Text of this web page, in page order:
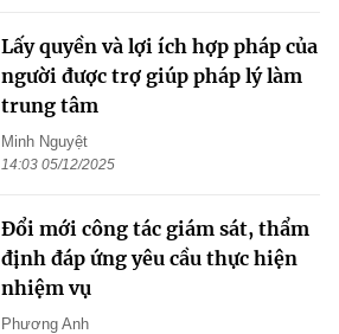
Lấy quyền và lợi ích hợp pháp của
người được trợ giúp pháp lý làm
trung tâm
Minh Nguyệt
14:03 05/12/2025
Đổi mới công tác giám sát, thẩm
định đáp ứng yêu cầu thực hiện
nhiệm vụ
Phương Anh